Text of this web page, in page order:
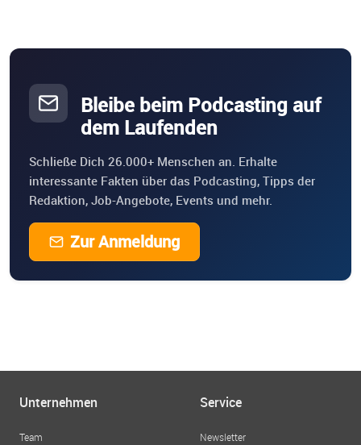
Bleibe beim Podcasting auf
dem Laufenden
Schließe Dich 26.000+ Menschen an. Erhalte
interessante Fakten über das Podcasting, Tipps der
Redaktion, Job-Angebote, Events und mehr.
Zur Anmeldung
Unternehmen
Team
Service
Newsletter